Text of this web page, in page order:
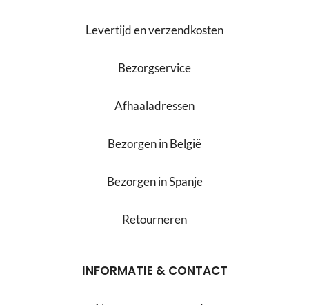
Levertijd en verzendkosten
Bezorgservice
Afhaaladressen
Bezorgen in België
Bezorgen in Spanje
Retourneren
INFORMATIE & CONTACT